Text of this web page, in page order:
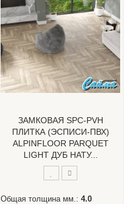
ЗАМКОВАЯ SPC-PVH
ПЛИТКА (ЭСПИСИ-ПВХ)
ALPINFLOOR PARQUET
LIGHT ДУБ НАТУ...
Общая толщина мм.: 4.0